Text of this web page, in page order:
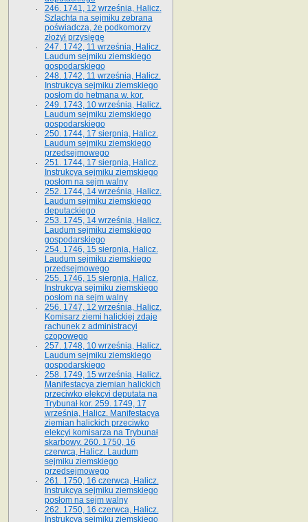
246. 1741, 12 września, Halicz.
Szlachta na sejmiku zebrana
poświadcza, że podkomorzy
złożył przysięgę
247. 1742, 11 września, Halicz.
Laudum sejmiku ziemskiego
gospodarskiego
248. 1742, 11 września, Halicz.
Instrukcya sejmiku ziemskiego
posłom do hetmana w. kor.
249. 1743, 10 września, Halicz.
Laudum sejmiku ziemskiego
gospodarskiego
250. 1744, 17 sierpnia, Halicz.
Laudum sejmiku ziemskiego
przedsejmowego
251. 1744, 17 sierpnia, Halicz.
Instrukcya sejmiku ziemskiego
posłom na sejm walny
252. 1744, 14 września, Halicz.
Laudum sejmiku ziemskiego
deputackiego
253. 1745, 14 września, Halicz.
Laudum sejmiku ziemskiego
gospodarskiego
254. 1746, 15 sierpnia, Halicz.
Laudum sejmiku ziemskiego
przedsejmowego
255. 1746, 15 sierpnia, Halicz.
Instrukcya sejmiku ziemskiego
posłom na sejm walny
256. 1747, 12 września, Halicz.
Komisarz ziemi halickiej zdaje
rachunek z administracyi
czopowego
257. 1748, 10 września, Halicz.
Laudum sejmiku ziemskiego
gospodarskiego
258. 1749, 15 września, Halicz.
Manifestacya ziemian halickich
przeciwko elekcyi deputata na
Trybunał kor. 259. 1749, 17
września, Halicz. Manifestacya
ziemian halickich przeciwko
elekcyi komisarza na Trybunał
skarbowy. 260. 1750, 16
czerwca, Halicz. Laudum
sejmiku ziemskiego
przedsejmowego
261. 1750, 16 czerwca, Halicz.
Instrukcya sejmiku ziemskiego
posłom na sejm walny
262. 1750, 16 czerwca, Halicz.
Instrukcya sejmiku ziemskiego